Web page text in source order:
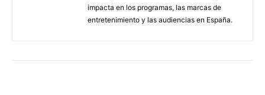
impacta en los programas, las marcas de
entretenimiento y las audiencias en España.